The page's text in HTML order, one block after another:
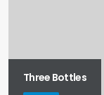
Three Bottles